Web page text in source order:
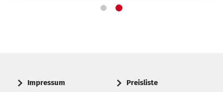
Impressum
Preisliste